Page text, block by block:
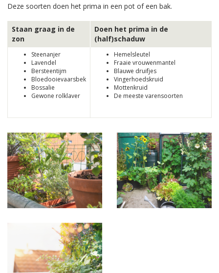
Deze soorten doen het prima in een pot of een bak.
Staan graag in de
zon
Doen het prima in de
(half)schaduw
Steenanjer
Lavendel
Bersteentijm
Bloedooievaarsbek
Bossalie
Gewone rolklaver
Hemelsleutel
Fraaie vrouwenmantel
Blauwe druifjes
Vingerhoedskruid
Mottenkruid
De meeste varensoorten